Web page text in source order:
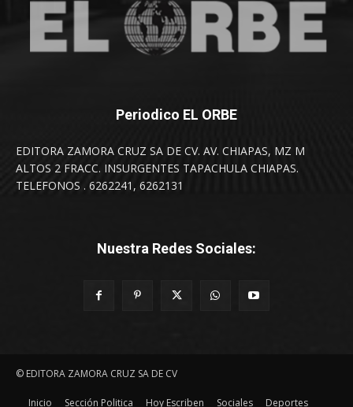
Periodico EL ORBE
EDITORA ZAMORA CRUZ SA DE CV. AV. CHIAPAS, MZ M
ALTOS 2 FRACC. INSURGENTES TAPACHULA CHIAPAS.
TELEFONOS . 6262241, 6262131
Nuestra Redes Sociales:
© EDITORA ZAMORA CRUZ SA DE CV
Inicio Sección Politica Hoy Escriben Sociales Deportes